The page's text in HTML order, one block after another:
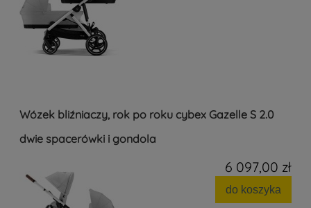
Wózek bliźniaczy, rok po roku cybex Gazelle S 2.0
dwie spacerówki i gondola
6 097,00 zł
do koszyka